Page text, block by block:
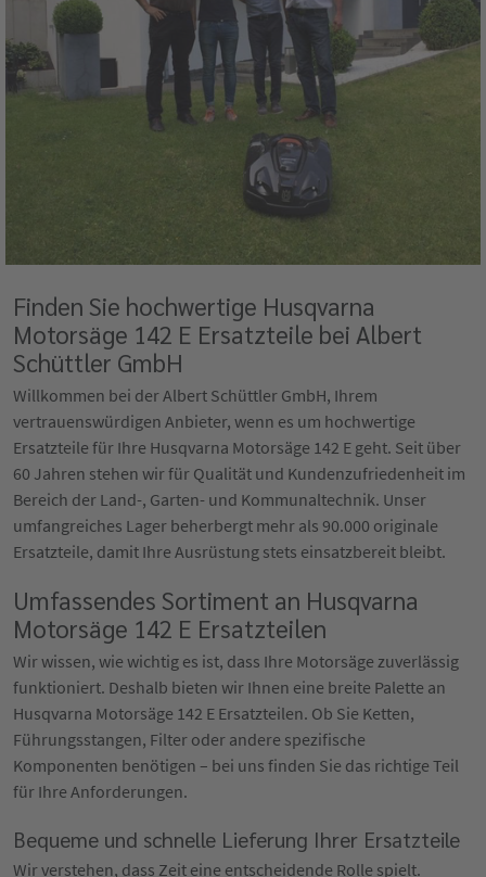
Finden Sie hochwertige Husqvarna
Motorsäge 142 E Ersatzteile bei Albert
Schüttler GmbH
Willkommen bei der Albert Schüttler GmbH, Ihrem
vertrauenswürdigen Anbieter, wenn es um hochwertige
Ersatzteile für Ihre Husqvarna Motorsäge 142 E geht. Seit über
60 Jahren stehen wir für Qualität und Kundenzufriedenheit im
Bereich der Land-, Garten- und Kommunaltechnik. Unser
umfangreiches Lager beherbergt mehr als 90.000 originale
Ersatzteile, damit Ihre Ausrüstung stets einsatzbereit bleibt.
Umfassendes Sortiment an Husqvarna
Motorsäge 142 E Ersatzteilen
Wir wissen, wie wichtig es ist, dass Ihre Motorsäge zuverlässig
funktioniert. Deshalb bieten wir Ihnen eine breite Palette an
Husqvarna Motorsäge 142 E Ersatzteilen. Ob Sie Ketten,
Führungsstangen, Filter oder andere spezifische
Komponenten benötigen – bei uns finden Sie das richtige Teil
für Ihre Anforderungen.
Bequeme und schnelle Lieferung Ihrer Ersatzteile
Wir verstehen, dass Zeit eine entscheidende Rolle spielt.